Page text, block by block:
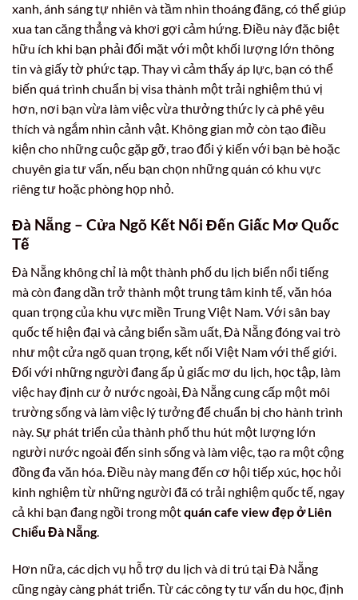
xanh, ánh sáng tự nhiên và tầm nhìn thoáng đãng, có thể giúp
xua tan căng thẳng và khơi gợi cảm hứng. Điều này đặc biệt
hữu ích khi bạn phải đối mặt với một khối lượng lớn thông
tin và giấy tờ phức tạp. Thay vì cảm thấy áp lực, bạn có thể
biến quá trình chuẩn bị visa thành một trải nghiệm thú vị
hơn, nơi bạn vừa làm việc vừa thưởng thức ly cà phê yêu
thích và ngắm nhìn cảnh vật. Không gian mở còn tạo điều
kiện cho những cuộc gặp gỡ, trao đổi ý kiến với bạn bè hoặc
chuyên gia tư vấn, nếu bạn chọn những quán có khu vực
riêng tư hoặc phòng họp nhỏ.
Đà Nẵng – Cửa Ngõ Kết Nối Đến Giấc Mơ Quốc
Tế
Đà Nẵng không chỉ là một thành phố du lịch biển nổi tiếng
mà còn đang dần trở thành một trung tâm kinh tế, văn hóa
quan trọng của khu vực miền Trung Việt Nam. Với sân bay
quốc tế hiện đại và cảng biển sầm uất, Đà Nẵng đóng vai trò
như một cửa ngõ quan trọng, kết nối Việt Nam với thế giới.
Đối với những người đang ấp ủ giấc mơ du lịch, học tập, làm
việc hay định cư ở nước ngoài, Đà Nẵng cung cấp một môi
trường sống và làm việc lý tưởng để chuẩn bị cho hành trình
này. Sự phát triển của thành phố thu hút một lượng lớn
người nước ngoài đến sinh sống và làm việc, tạo ra một cộng
đồng đa văn hóa. Điều này mang đến cơ hội tiếp xúc, học hỏi
kinh nghiệm từ những người đã có trải nghiệm quốc tế, ngay
cả khi bạn đang ngồi trong mộtquán cafe view đẹp ở Liên
Chiểu Đà Nẵng.
Hơn nữa, các dịch vụ hỗ trợ du lịch và di trú tại Đà Nẵng
cũng ngày càng phát triển. Từ các công ty tư vấn du học, định